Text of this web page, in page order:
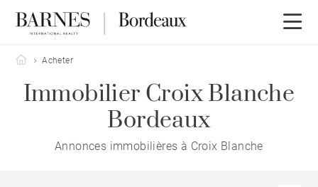
Barnes Bordeaux
Acheter
Immobilier Croix Blanche
Bordeaux
Annonces immobilières à Croix Blanche